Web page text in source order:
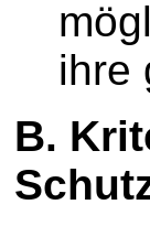
ihre
B.